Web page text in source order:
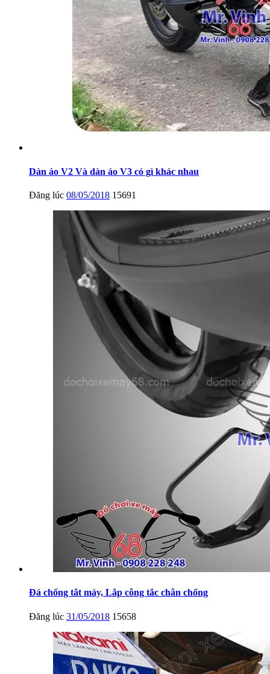
Dàn áo V2 Và dàn áo V3 có gì khác nhau
Đăng lúc 08/05/2018 15691
Đá chống tắt máy, Lắp công tắc chân chống
Đăng lúc 31/05/2018 15658